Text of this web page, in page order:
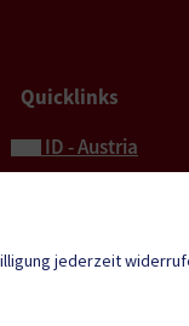
Quicklinks
ID - Austria
jederzeit